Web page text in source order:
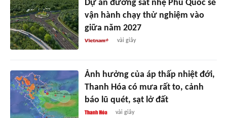
Dự án đường sắt nhẹ Phú Quốc sẽ
vận hành chạy thử nghiệm vào
giữa năm 2027
vài giây
Ảnh hưởng của áp thấp nhiệt đới,
Thanh Hóa có mưa rất to, cảnh
báo lũ quét, sạt lở đất
vài giây